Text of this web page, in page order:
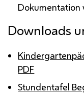
Dokumentation
Downloads
PDF
Stundentafel